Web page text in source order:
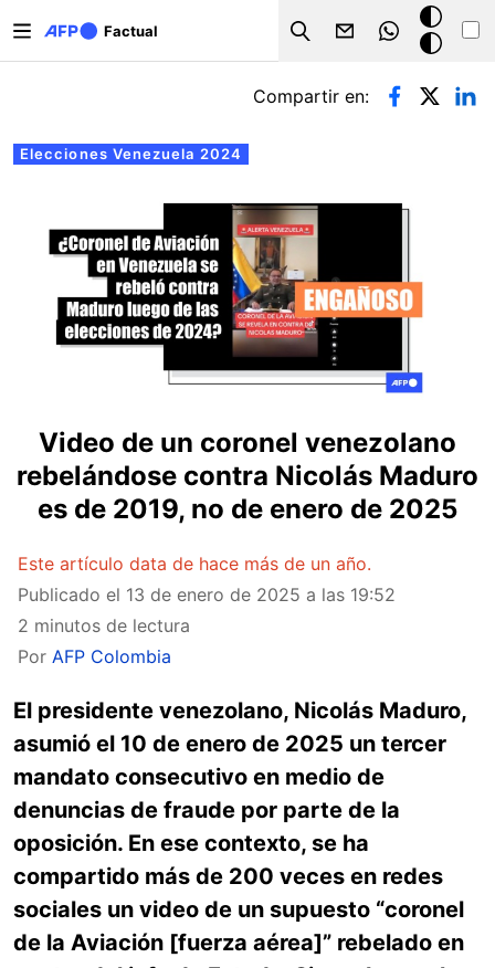
Factual
Search
Modo
oscuro
Solapas principales
Elecciones Venezuela 2024
Compartir en:
Video de un coronel venezolano
rebelándose contra Nicolás Maduro
es de 2019, no de enero de 2025
Este artículo data de hace más de un año.
Publicado el 13 de enero de 2025 a las 19:52
2 minutos de lectura
Por AFP Colombia
El presidente venezolano, Nicolás Maduro,
asumió el 10 de enero de 2025 un tercer
mandato consecutivo en medio de
denuncias de fraude por parte de la
oposición. En ese contexto, se ha
compartido más de 200 veces en redes
sociales un video de un supuesto “coronel
de la Aviación [fuerza aérea]” rebelado en